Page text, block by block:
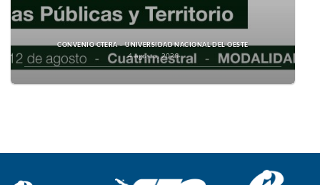
CONVENIO CTERA – UNIVERSIDAD NACIONAL DEL OESTE
4 agosto, 2026